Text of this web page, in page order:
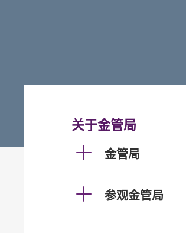
关于金管局
金管局
参观金管局